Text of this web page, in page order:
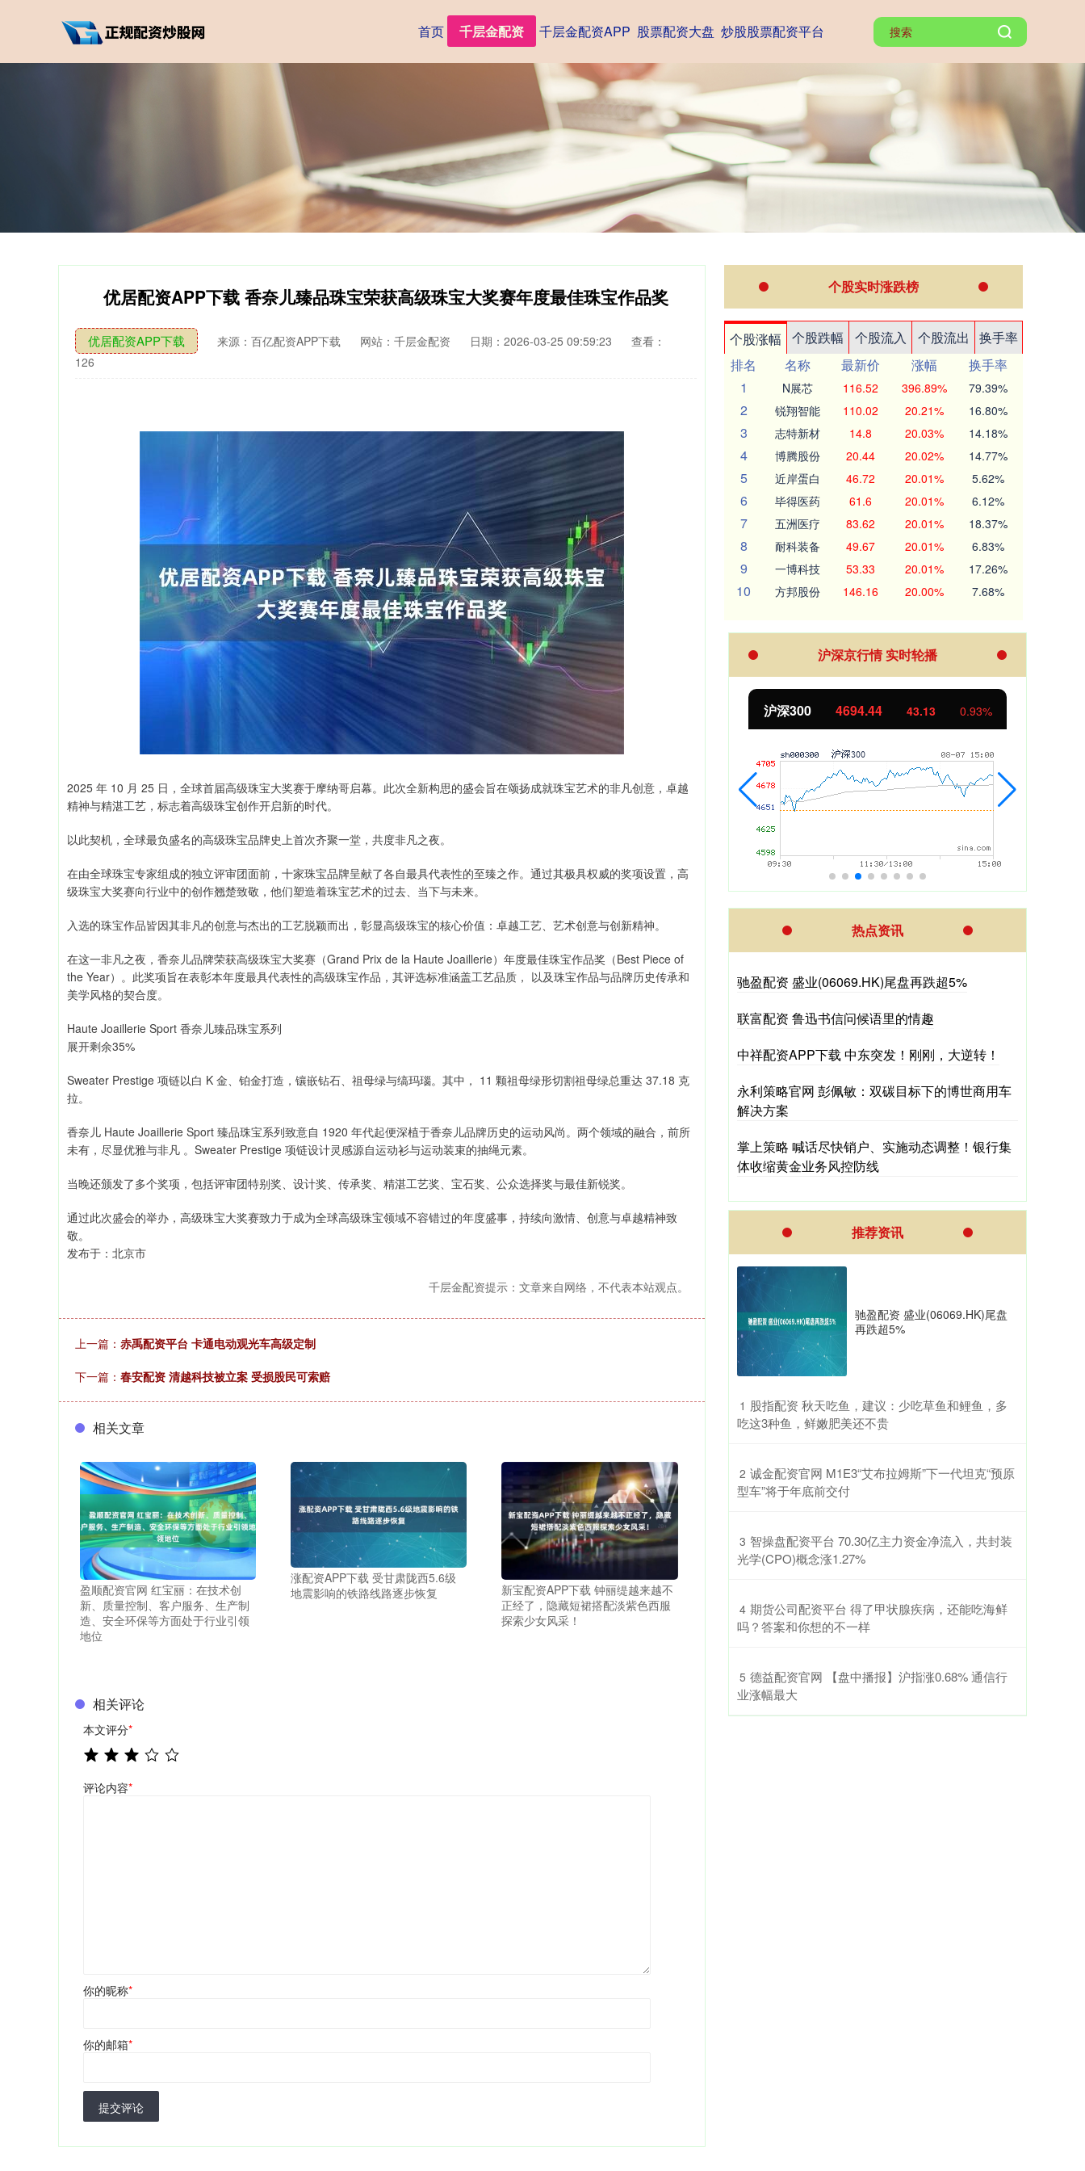
首页 千层金配资 千层金配资APP 股票配资大盘 炒股股票配资平台
优居配资APP下载 香奈儿臻品珠宝荣获高级珠宝大奖赛年度最佳珠宝作品奖
优居配资APP下载 来源：百亿配资APP下载 网站：千层金配资 日期：2026-03-25 09:59:23
查看：
126
2025 年 10 月 25 日，全球首届高级珠宝大奖赛于摩纳哥启幕。此次全新构思的盛会旨在颂扬成就珠宝艺术的非凡创意，卓越
精神与精湛工艺，标志着高级珠宝创作开启新的时代。
以此契机，全球最负盛名的高级珠宝品牌史上首次齐聚一堂，共度非凡之夜。
在由全球珠宝专家组成的独立评审团面前，十家珠宝品牌呈献了各自最具代表性的至臻之作。通过其极具权威的奖项设置，高
级珠宝大奖赛向行业中的创作翘楚致敬，他们塑造着珠宝艺术的过去、当下与未来。
入选的珠宝作品皆因其非凡的创意与杰出的工艺脱颖而出，彰显高级珠宝的核心价值：卓越工艺、艺术创意与创新精神。
在这一非凡之夜，香奈儿品牌荣获高级珠宝大奖赛（Grand Prix de la Haute Joaillerie）年度最佳珠宝作品奖（Best Piece of
the Year）。此奖项旨在表彰本年度最具代表性的高级珠宝作品，其评选标准涵盖工艺品质， 以及珠宝作品与品牌历史传承和
美学风格的契合度。
Haute Joaillerie Sport 香奈儿臻品珠宝系列
展开剩余35%
Sweater Prestige 项链以白 K 金、铂金打造，镶嵌钻石、祖母绿与缟玛瑙。其中， 11 颗祖母绿形切割祖母绿总重达 37.18 克
拉。
香奈儿 Haute Joaillerie Sport 臻品珠宝系列致意自 1920 年代起便深植于香奈儿品牌历史的运动风尚。两个领域的融合，前所
未有，尽显优雅与非凡 。Sweater Prestige 项链设计灵感源自运动衫与运动装束的抽绳元素。
当晚还颁发了多个奖项，包括评审团特别奖、设计奖、传承奖、精湛工艺奖、宝石奖、公众选择奖与最佳新锐奖。
通过此次盛会的举办，高级珠宝大奖赛致力于成为全球高级珠宝领域不容错过的年度盛事，持续向激情、创意与卓越精神致
敬。
发布于：北京市
千层金配资提示：文章来自网络，不代表本站观点。
上一篇： 赤禹配资平台 卡通电动观光车高级定制
下一篇： 春安配资 清越科技被立案 受损股民可索赔
相关文章
盈顺配资官网 红宝丽：在技术创
新、质量控制、客户服务、生产制
造、安全环保等方面处于行业引领
地位
涨配资APP下载 受甘肃陇西5.6级
地震影响的铁路线路逐步恢复
新宝配资APP下载 钟丽缇越来越不
正经了，隐藏短裙搭配淡紫色西服
探索少女风采！
相关评论
本文评分*
评论内容*
你的昵称*
你的邮箱*
提交评论
个股实时涨跌榜
个股涨幅 个股跌幅 个股流入 个股流出
换手率
排名
名称 最新价 涨幅
换手率
1
N展芯 116.52 396.89% 79.39%
2 锐翔智能 110.02 20.21% 16.80%
3 志特新材 14.8 20.03% 14.18%
4 博腾股份 20.44 20.02% 14.77%
5 近岸蛋白 46.72 20.01% 5.62%
6 毕得医药 61.6 20.01% 6.12%
7 五洲医疗 83.62 20.01% 18.37%
8 耐科装备 49.67 20.01% 6.83%
9 一博科技 53.33 20.01% 17.26%
10 方邦股份 146.16 20.00% 7.68%
沪深京行情 实时轮播
沪深300 4694.44 北证50 1134.24 11.37
热点资讯
驰盈配资 盛业(06069.HK)尾盘再跌超5%
联富配资 鲁迅书信问候语里的情趣
中祥配资APP下载 中东突发！刚刚，大逆转！
永利策略官网 彭佩敏：双碳目标下的博世商用车
解决方案
掌上策略 喊话尽快销户、实施动态调整！银行集
体收缩黄金业务风控防线
推荐资讯
驰盈配资 盛业(06069.HK)尾盘
再跌超5%
1 ​股指配资 秋天吃鱼，建议：少吃草鱼和鲤鱼，多
吃这3种鱼，鲜嫩肥美还不贵
2 ​诚金配资官网 M1E3“艾布拉姆斯”下一代坦克“预原
型车”将于年底前交付
3 ​智操盘配资平台 70.30亿主力资金净流入，共封装
光学(CPO)概念涨1.27%
4 ​期货公司配资平台 得了甲状腺疾病，还能吃海鲜
吗？答案和你想的不一样
5 ​德益配资官网 【盘中播报】沪指涨0.68% 通信行
业涨幅最大